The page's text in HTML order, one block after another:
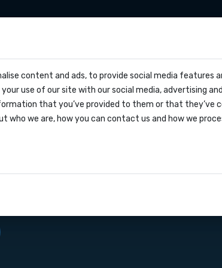
di servizio
SMS verso il
delle applicazioni
consente ai
di messaggi SMS
content and ads, to provide social media features
use of our site with our social media, advertising
that you’ve provided to them or that they’ve
who we are, how you can contact us and how we